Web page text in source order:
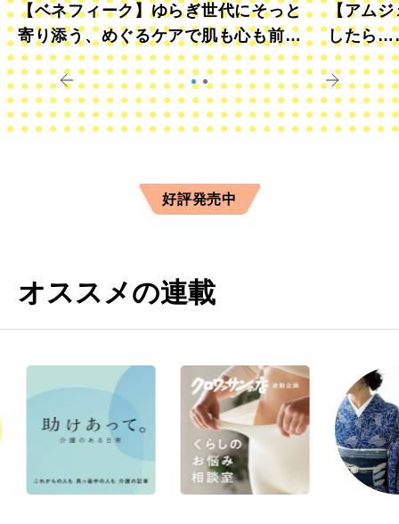
【ベネフィーク】ゆらぎ世代にそっと
寄り添う、めぐるケアで肌も心も前向
きに
【アムジ
したら
すか？
好評発売中
オススメの連載